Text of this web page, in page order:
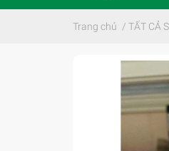
特定商取引法
Trang chủ / TẤT CẢ